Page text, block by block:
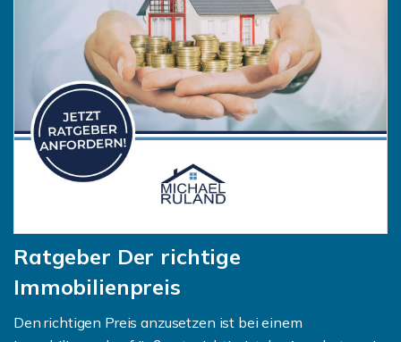
Ratgeber Der richtige
Immobilienpreis
Den richtigen Preis anzusetzen ist bei einem